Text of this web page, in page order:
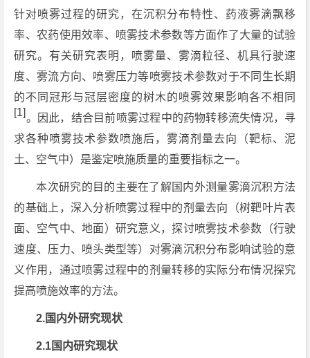
针对喷雾过程的研究，在沉积分布特性、药液雾滴飘移
率、农药使用效率、喷雾技术参数等方面作了大量的试验
研究。有关研究表明，喷雾量、雾滴粒径、机具行驶速
度、雾流方向、喷雾压力等喷雾技术参数对于不同生长期
的不同冠形与冠层密度的树木的喷雾效果影响各不相同
[1]。因此，结合目前喷雾过程中的药物转移流失情况，寻
求各种喷雾技术参数喷施后，雾滴剂量去向（靶标、泥
土、空气中）是鉴定喷施质量的重要指标之一。
本次研究的目的主要在了解国内外测量雾滴沉积方法
的基础上，深入分析喷雾过程中的剂量去向（树靶叶片表
面、空气中、地面）研究意义，探讨喷雾技术参数（行驶
速度、压力、喷头类型等）对雾滴沉积分布影响试验的意
义作用，通过喷雾过程中的剂量转移的实际分布情况探究
提高喷施效率的方法。
2.国内外研究现状
2.1国内研究现状